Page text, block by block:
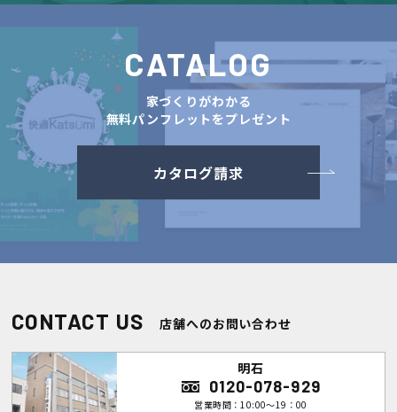
CATALOG
家づくりがわかる
無料パンフレットをプレゼント
カタログ請求
CONTACT US 店舗へのお問い合わせ
明石
0120-078-929
営業時間：10:00～19：00